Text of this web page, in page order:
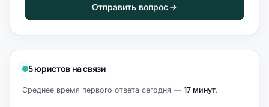
Отправить вопрос
5 юристов на связи
Среднее время первого ответа сегодня — 17 минут.